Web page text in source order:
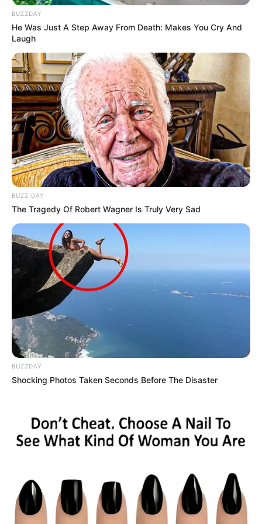
Um engarrafamento gigante, atingindo os dois sentidos da
Avenida Fernandes Lima. —Foto/Reprodução.
O novo piso dos ACE e ACS foi estabelecido pela Emenda
Constitucional Nº 120, de autoria do deputado Valtenir Pereira
(MDB/MT) promulgada pelo Congresso Nacional em dia 05 de
hoje a R$ 2.424) em todo o País, além de prevê adicional de
insalubridade e aposentadoria especial, devido aos riscos inerentes
às funções desempenhadas.
Conforme a Emenda Constitucional, os recursos para o pagamento
do novo Piso ficam sob responsabilidade da União, e cabe aos
Estados, ao Distrito Federal e aos Municípios estabelecer, além de
BUZZDAY
He Was Just A Step Away From Death: Makes You Cry And
Laugh
BUZZ DAY
The Tragedy Of Robert Wagner Is Truly Very Sad
BUZZDAY
Shocking Photos Taken Seconds Before The Disaster